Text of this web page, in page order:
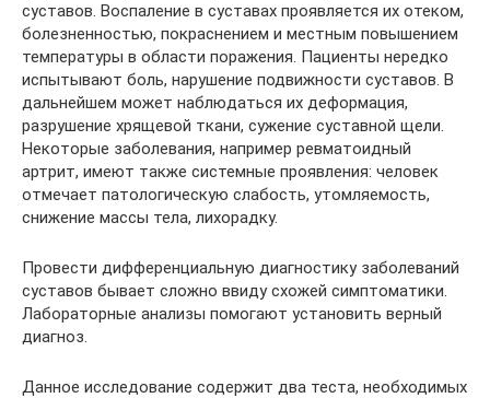
суставов. Воспаление в суставах проявляется их отеком,
болезненностью, покраснением и местным повышением
температуры в области поражения. Пациенты нередко
испытывают боль, нарушение подвижности суставов. В
дальнейшем может наблюдаться их деформация,
разрушение хрящевой ткани, сужение суставной щели.
Некоторые заболевания, например ревматоидный
артрит, имеют также системные проявления: человек
отмечает патологическую слабость, утомляемость,
снижение массы тела, лихорадку.
Провести дифференциальную диагностику заболеваний
суставов бывает сложно ввиду схожей симптоматики.
Лабораторные анализы помогают установить верный
диагноз.
Данное исследование содержит два теста, необходимых